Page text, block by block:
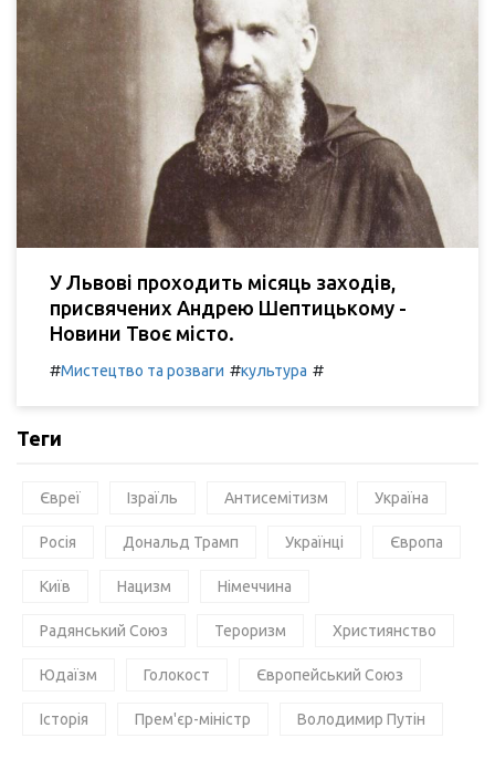
У Львові проходить місяць заходів,
присвячених Андрею Шептицькому -
Новини Твоє місто.
#Мистецтво та розваги #культура #
Теги
Євреї Ізраїль Антисемітизм Україна
Росія Дональд Трамп Українці Європа
Київ Нацизм Німеччина
Радянський Союз Тероризм Християнство
Юдаїзм Голокост Європейський Союз
Історія Прем'єр-міністр Володимир Путін